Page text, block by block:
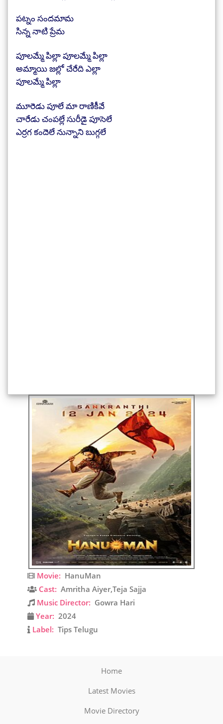
పట్నం సందమామ
సిన్న నాటి ప్రేమ
పూలమ్మే పిల్లా పూలమ్మే పిల్లా
అమ్మాయి జల్లో చేరేది ఎల్లా
పూలమ్మే పిల్లా
మూరెడు పూలే మా రాణికీవే
చారేడు చంపల్లే సురీడై పూసెలే
ఎర్రగ కందెలే నున్నాని బుగ్గలే
Movie: HanuMan
Cast: Amritha Aiyer,Teja Sajja
Music Director: Gowra Hari
Year: 2024
Label: Tips Telugu
Home
Latest Movies
Movie Directory